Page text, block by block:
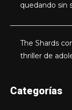
quedando sin
The Shards
thriller de
Categorías